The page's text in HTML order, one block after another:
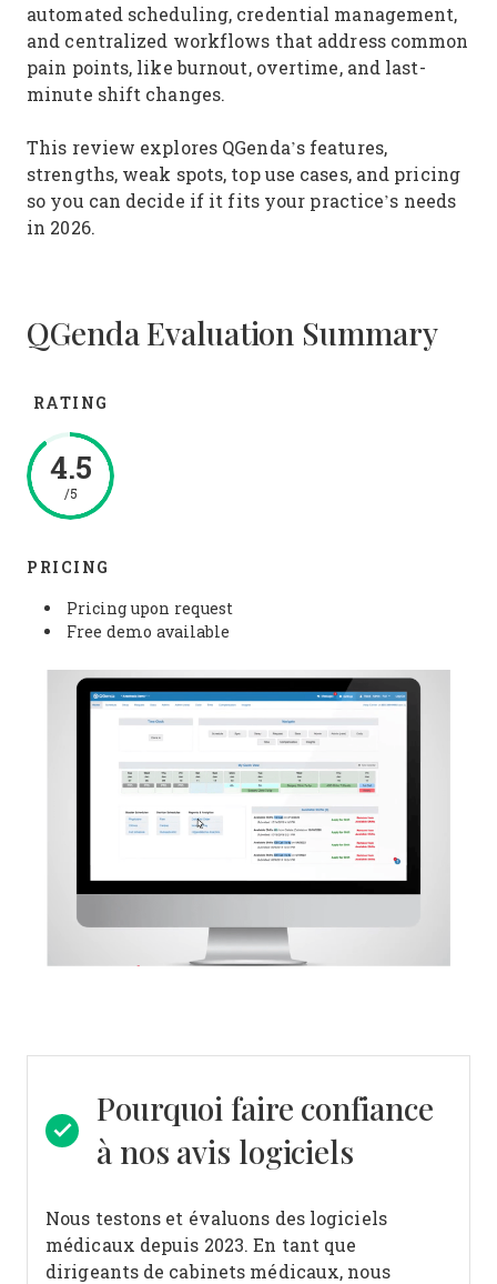
automated scheduling, credential management,
and centralized workflows that address common
pain points, like burnout, overtime, and last-
minute shift changes.
This review explores QGenda’s features,
strengths, weak spots, top use cases, and pricing
so you can decide if it fits your practice’s needs
in 2026.
QGenda Evaluation Summary
RATING
4.5
/5
PRICING
Pricing upon request
Free demo available
Pourquoi faire confiance
à nos avis logiciels
Nous testons et évaluons des logiciels
médicaux depuis 2023. En tant que
dirigeants de cabinets médicaux, nous